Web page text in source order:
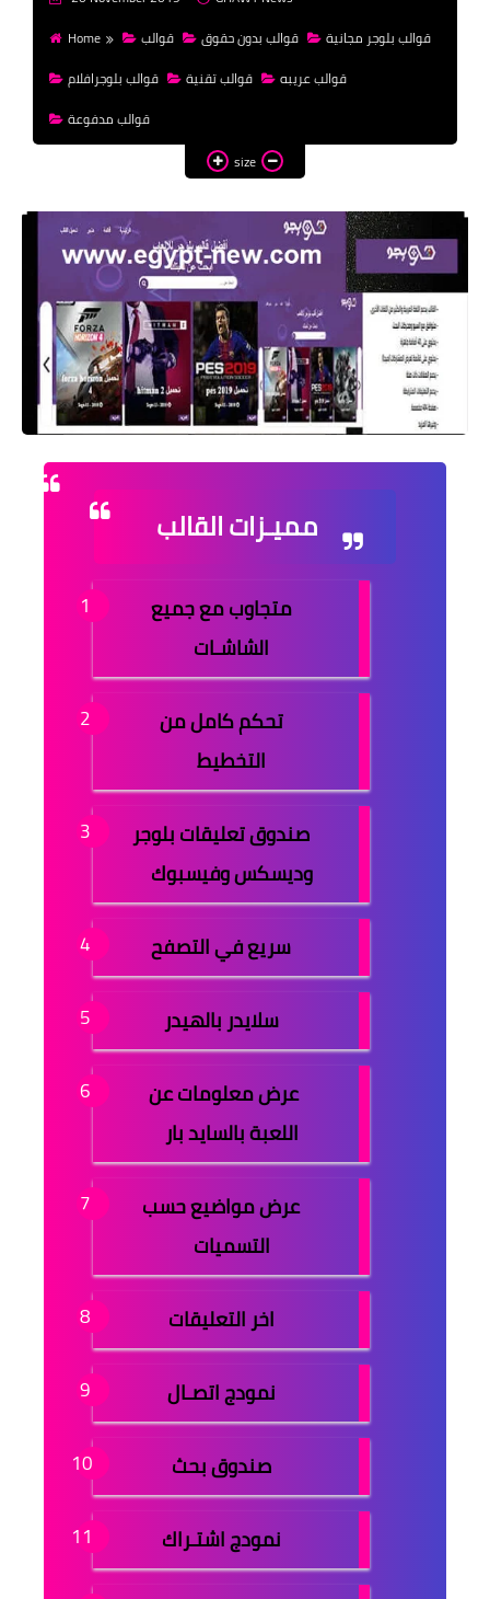
WordPress
templates HTML
templates Blogger
css
Home
قوالب قوالب بدون حقوق
قوالب بلوجر مجانية
قوالب بلوجرافلام
قوالب تقنية
قوالب عريبه
قوالب مدفوعة
size
مميـزات القالب
متجاوب مع جميع
الشاشـات
تحكم كامل من
التخطيط
صندوق تعليقات بلوجر
وديسكس وفيسبوك
سريع في التصفح
سلايدر بالهيدر
عرض معلومات عن
اللعبة بالسايد بار
عرض مواضيع حسب
التسميات
اخر التعليقات
نمودج اتصـال
صندوق بحث
نمودج اشتـراك